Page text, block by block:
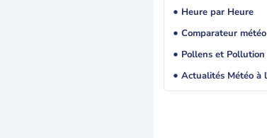
Heure par Heure
Comparateur météo
Pollens et Pollution